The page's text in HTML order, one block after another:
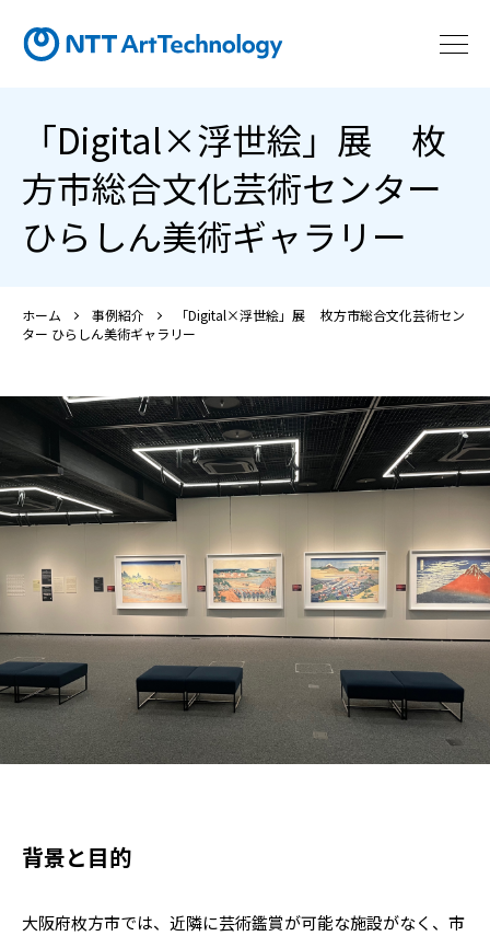
「Digital×浮世絵」展 枚
方市総合文化芸術センター
ひらしん美術ギャラリー
ホーム 事例紹介
「Digital×浮世絵」展 枚方市総合文化芸術セン
ター ひらしん美術ギャラリー
背景と目的
大阪府枚方市では、近隣に芸術鑑賞が可能な施設がなく、市